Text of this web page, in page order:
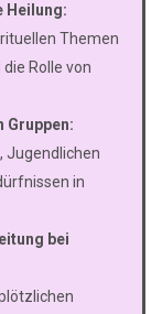
Heilung:
Themen
Rolle von
Gruppen:
Jugendlichen
in
bei